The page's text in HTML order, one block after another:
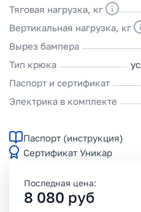
Тяговая нагрузка, кг
Вертикальная нагрузка, кг
Вырез бампера
Тип крюка
Паспорт и сертификат
Электрика в комплекте
Паспорт (инструкция)
Сертификат Уникар
Последная цена:
8 080 руб